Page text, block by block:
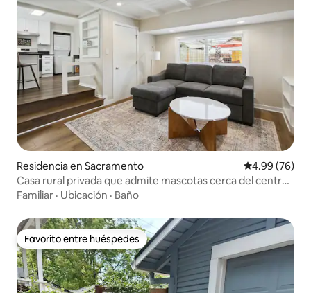
Residencia en Sacramento Calificación
4.99 (76)
Casa rural privada que admite mascotas cerca del centro
médico UCD
Familiar · Ubicación · Baño
Favorito entre huéspedes
Favorito entre huéspedes